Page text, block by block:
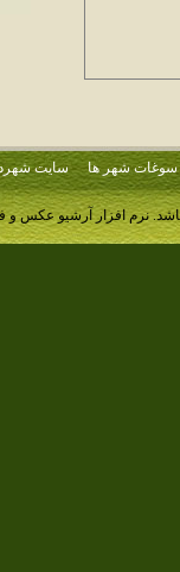
سوغات شهر ها سایت
نرم افزار آرشیو عکس و